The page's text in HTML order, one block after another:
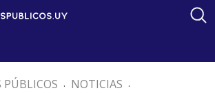
PÚBLICOS . NOTICIAS .